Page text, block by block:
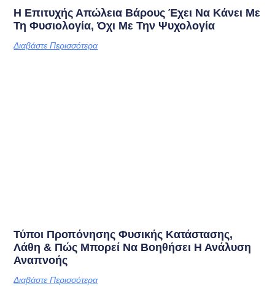
Η Επιτυχής Απώλεια Βάρους Έχει Να Κάνει Με
Τη Φυσιολογία, Όχι Με Την Ψυχολογία
Διαβάστε Περισσότερα
Τύποι Προπόνησης Φυσικής Κατάστασης,
Λάθη & Πώς Μπορεί Να Βοηθήσει Η Ανάλυση
Αναπνοής
Διαβάστε Περισσότερα